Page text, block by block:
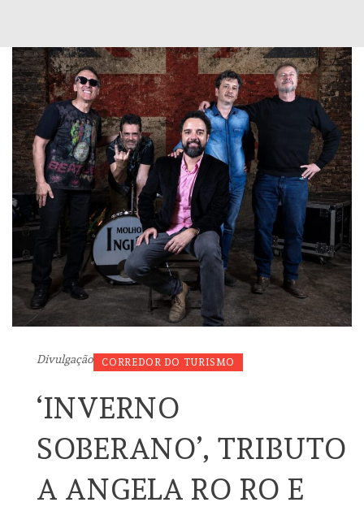
Divulgação CORREDOR DO TURISMO
‘INVERNO
SOBERANO’, TRIBUTO
A ANGELA RO RO E